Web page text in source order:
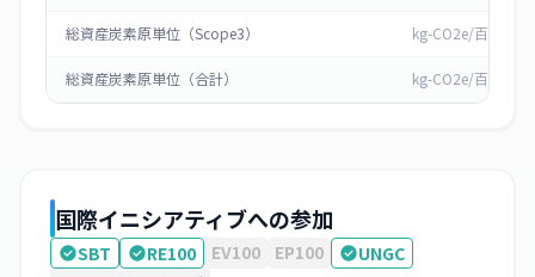
総資産炭素原単位（Scope3） kg-CO2e/百万円
総資産炭素原単位（合計） kg-CO2e/百万円
国際イニシアティブへの参加
SBT RE100 EV100 EP100
UNGC